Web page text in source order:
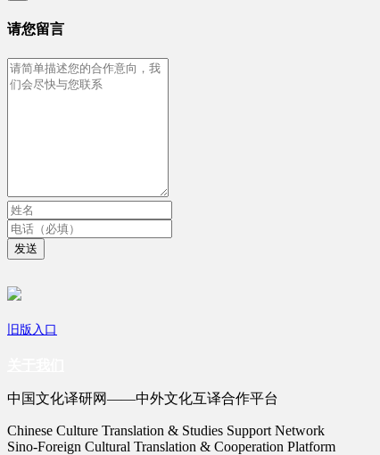
请您留言
发送
旧版入口
中国文化译研网——中外文化互译合作平台
Chinese Culture Translation & Studies Support Network
Sino-Foreign Cultural Translation & Cooperation Platform